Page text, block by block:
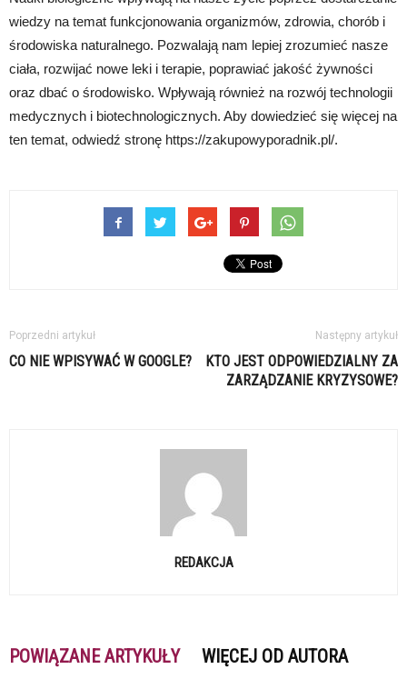
wiedzy na temat funkcjonowania organizmów, zdrowia, chorób i
środowiska naturalnego. Pozwalają nam lepiej zrozumieć nasze
ciała, rozwijać nowe leki i terapie, poprawiać jakość żywności
oraz dbać o środowisko. Wpływają również na rozwój technologii
medycznych i biotechnologicznych. Aby dowiedzieć się więcej na
ten temat, odwiedź stronę https://zakupowyporadnik.pl/.
Poprzedni artykuł
CO NIE WPISYWAĆ W GOOGLE?
Następny artykuł
KTO JEST ODPOWIEDZIALNY ZA
ZARZĄDZANIE KRYZYSOWE?
REDAKCJA
POWIĄZANE ARTYKUŁY WIĘCEJ OD AUTORA